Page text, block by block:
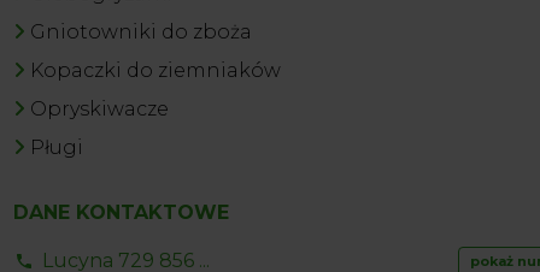
Gniotowniki do zboża
Kopaczki do ziemniaków
Opryskiwacze
Pługi
DANE KONTAKTOWE
Lucyna 729 856 ... pokaż